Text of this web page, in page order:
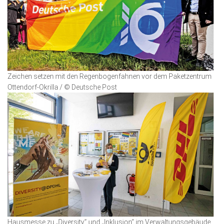
Zeichen setzen mit den Regenbogenfahnen vor dem Paketzentrum
Ottendorf-Okrilla / © Deutsche Post
Hausmesse zu „Diversity” und „Inklusion” im Verwaltungsgebäude